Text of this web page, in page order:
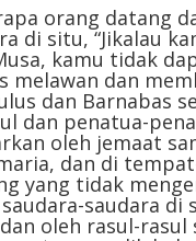
orang datang
di situ, “Jikalau
kamu tidak
melawan dan
dan Barnabas
dan penatua-
oleh jemaat
dan di
yang tidak
saudara di
oleh rasul-